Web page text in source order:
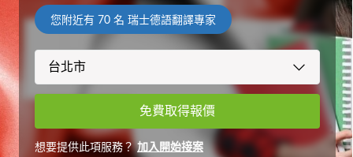
您附近有 70 名 瑞士德語翻譯專家
免費取得報價
想要提供此項服務？加入開始接案